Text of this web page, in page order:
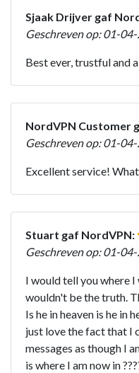
Sjaak Drijver gaf
Geschreven op: 01-
Best ever, trustful and
NordVPN Customer
Geschreven op: 01-
Excellent service!
Stuart gaf NordVPN:
Geschreven op: 01-
I would tell you where
wouldn't be the truth.
Is he in heaven is he in
just love the fact that I
messages as though I
is where I am now in